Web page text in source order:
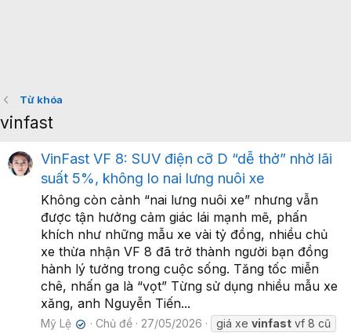
Từ khóa
vinfast
VinFast VF 8: SUV điện cỡ D “dễ thở” nhờ lãi
suất 5%, không lo nai lưng nuôi xe
Không còn cảnh “nai lưng nuôi xe” nhưng vẫn
được tận hưởng cảm giác lái mạnh mẽ, phấn
khích như những mẫu xe vài tỷ đồng, nhiều chủ
xe thừa nhận VF 8 đã trở thành người bạn đồng
hành lý tưởng trong cuộc sống. Tăng tốc miễn
chê, nhấn ga là “vọt” Từng sử dụng nhiều mẫu xe
xăng, anh Nguyễn Tiến...
Mỹ Lệ ✔ Chủ đề 27/05/2026 giá xevinfast vf 8 cũ